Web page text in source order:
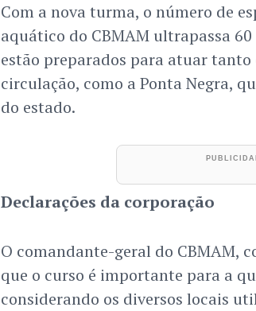
Com a nova turma, o número de
aquático do CBMAM ultrapassa
estão preparados para atuar tanto
circulação, como a Ponta Negra,
do estado.
Declarações da corporação
O comandante-geral do CBMAM,
que o curso é importante para a
considerando os diversos locais